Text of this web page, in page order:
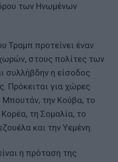
των Ηνωμένων
Τραμπ προτείνει έναν
στους πολίτες των
συλλήβδην η είσοδος
Πρόκειται για χώρες
την Κούβα, το
Κορέα, τη Σομαλία, το
και την Υεμένη.
η πρόταση της